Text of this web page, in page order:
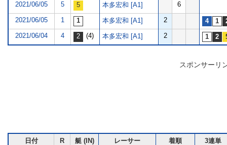
2021/06/05 5 本多宏和 [A1] 6
2021/06/05 1 本多宏和 [A1] 2
2021/06/04 4 (4) 本多宏和 [A1] 2
スポンサーリ
日付 R 艇 (IN) レーサー 着順
3連単